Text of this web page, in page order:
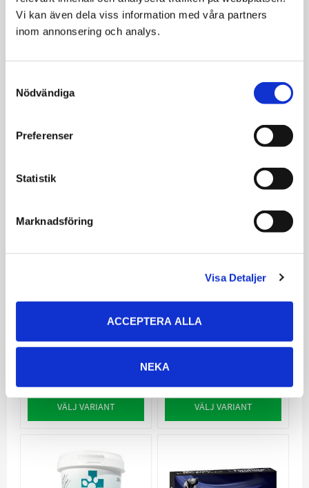
Vi kan även dela viss information med våra partners
inom annonsering och analys.
Selection
Nödvändiga
Preferenser
Statistik
Marknadsföring
Visa Detaljer
ACCEPTERA ALLA
NEKA
Mycket lättsmält foder
för mag- och
tarmsjukdomar
12x200g
Diet i/d Canine Low
magtarmkanalen
VÄLJ VARIANT
Hill´s Prescription
Diet i/d Canine
Sensitive Original
magtarmproblem och
289
VÄLJ VARIANT